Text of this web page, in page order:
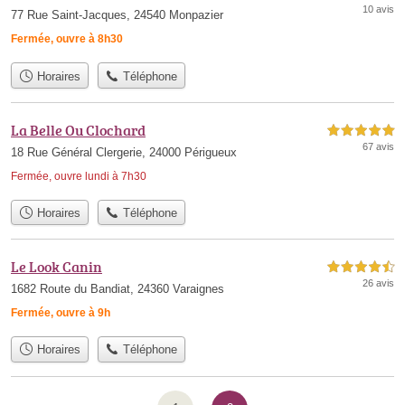
77 Rue Saint-Jacques, 24540 Monpazier
Fermée, ouvre à 8h30
10 avis
Horaires Téléphone
La Belle Ou Clochard
18 Rue Général Clergerie, 24000 Périgueux
Fermée, ouvre lundi à 7h30
5,0 étoiles sur 5
67 avis
Horaires Téléphone
Le Look Canin
1682 Route du Bandiat, 24360 Varaignes
Fermée, ouvre à 9h
4,5 étoiles sur 5
26 avis
Horaires Téléphone